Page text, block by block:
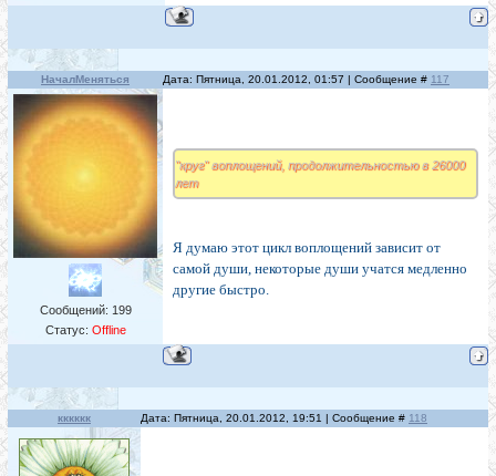
НачалМеняться Дата: Пятница, 20.01.2012, 01:57 | Сообщение # 117
Сообщений: 199
Статус: Offline
"круг" воплощений, продолжительностью в 26000
лет
Я думаю этот цикл воплощений зависит от
самой души, некоторые души учатся медленно
другие быстро.
кккккк Дата: Пятница, 20.01.2012, 19:51 | Сообщение # 118